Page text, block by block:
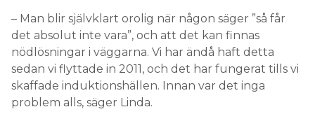
– Man blir självklart orolig när någon säger ”så får
det absolut inte vara”, och att det kan finnas
nödlösningar i väggarna. Vi har ändå haft detta
sedan vi flyttade in 2011, och det har fungerat tills vi
skaffade induktionshällen. Innan var det inga
problem alls, säger Linda.